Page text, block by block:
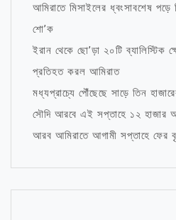
আমিরাতে মিসাইলের ধ্বংসাবশেষ
শো’ক
ইরান থেকে ছো’ড়া ২০টি ব্যালিস্টিক
প্রতিহত করল আমিরাত
মধ্যপ্রাচ্যে পৌঁছেছে সাড়ে তিন
সৌদি আরবে এই সপ্তাহে ১২ হাজার
আরব আমিরাতে আগামী সপ্তাহে ফের